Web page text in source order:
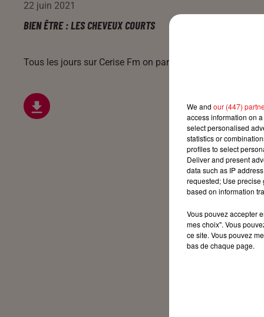
22 juin 2021
BIEN ÊTRE : LES CHEVEUX COURTS
Tous les jours sur Cerise Fm on parle mode, santé et
We and our (447)
access information on
select personalised
statistics or
profiles to select
Deliver and present
data such as IP
requested; Use precise
based on information
Vous pouvez accepter
mes choix". Vous
ce site. Vous pouvez
bas de chaque page.